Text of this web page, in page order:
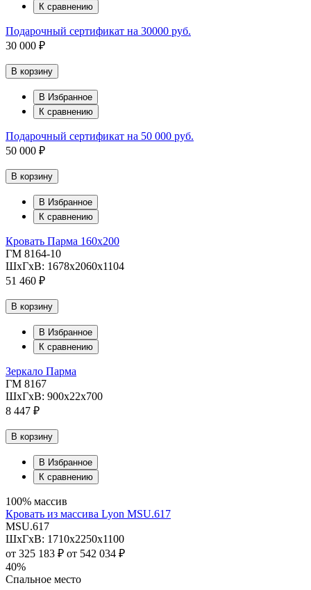
К сравнению
Подарочный сертификат на 30000 руб.
30 000 ₽
В корзину
В Избранное
К сравнению
Подарочный сертификат на 50 000 руб.
50 000 ₽
В корзину
В Избранное
К сравнению
Кровать Парма 160х200
ГМ 8164-10
ШхГхВ: 1678х2060х1104
51 460 ₽
В корзину
В Избранное
К сравнению
Зеркало Парма
ГМ 8167
ШхГхВ: 900х22х700
8 447 ₽
В корзину
В Избранное
К сравнению
100% массив
Кровать из массива Lyon MSU.617
MSU.617
ШхГхВ: 1710х2250х1100
от 325 183 ₽ от 542 034 ₽
40%
Спальное место